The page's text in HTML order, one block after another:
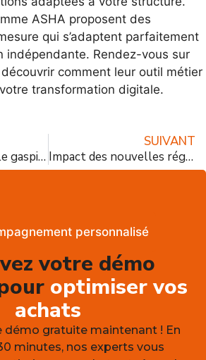
ASHA proposent des
qui s’adaptent parfaitement
indépendante. Rendez-vous sur
comment leur outil métier
transformation digitale.
Comment réduire le gaspillage alimentaire en restauration collective
SUIVANT
Impact des nouvelles réglementations alimentaires sur la restauration collective
personnalisé
votre démo
optimiser vos
achats
démo gratuite maintenant ! En
minutes, nos experts vous